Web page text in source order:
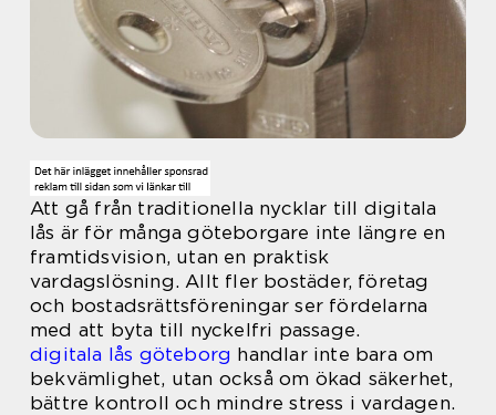
Att gå från traditionella nycklar till digitala
lås är för många göteborgare inte längre en
framtidsvision, utan en praktisk
vardagslösning. Allt fler bostäder, företag
och bostadsrättsföreningar ser fördelarna
med att byta till nyckelfri passage.
digitala lås göteborg handlar inte bara om
bekvämlighet, utan också om ökad säkerhet,
bättre kontroll och mindre stress i vardagen.